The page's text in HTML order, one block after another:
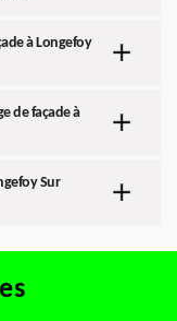
à Longefoy
de façade à
Sur